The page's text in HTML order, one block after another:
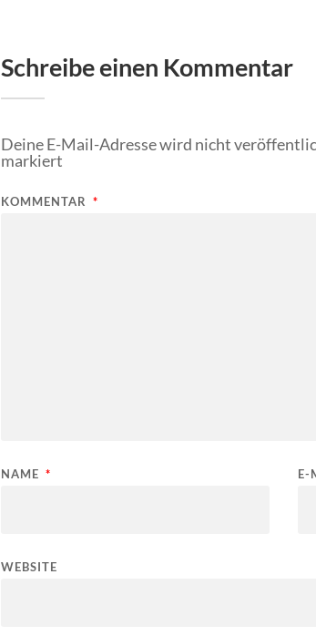
Schreibe einen Kommentar
Deine E-Mail-Adresse wird nicht
markiert
KOMMENTAR *
NAME * E-
WEBSITE